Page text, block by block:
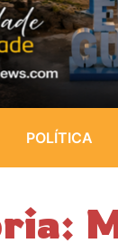
POLÍTICA